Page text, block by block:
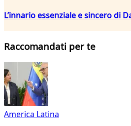
L’innario essenziale e sincero di
Raccomandati per te
America Latina